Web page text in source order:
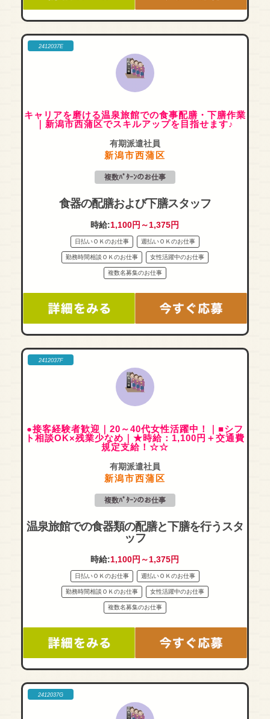
2412037E
キャリアを磨ける温泉旅館での食事配膳・下膳作業
｜新潟市西蒲区でスキルアップを目指せます♪
有期派遣社員
新潟市西蒲区
複数ﾊﾟﾀｰﾝのお仕事
食器の配膳および下膳スタッフ
時給:1,100円～1,375円
日払いＯＫのお仕事 週払いＯＫのお仕事
勤務時間相談ＯＫのお仕事 女性活躍中のお仕事
複数名募集のお仕事
2412037F
●接客経験者歓迎｜20～40代女性活躍中！｜■シフ
ト相談OK×残業少なめ｜★時給：1,100円＋交通費
規定支給！☆☆
有期派遣社員
新潟市西蒲区
複数ﾊﾟﾀｰﾝのお仕事
温泉旅館での食器類の配膳と下膳を行うスタ
ッフ
時給:1,100円～1,375円
日払いＯＫのお仕事 週払いＯＫのお仕事
勤務時間相談ＯＫのお仕事 女性活躍中のお仕事
複数名募集のお仕事
2412037G